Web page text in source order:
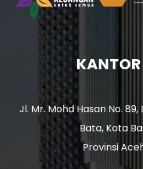
KANTOR
Jl. Mr. Mohd Hasan No.
Bata, Kota
Provinsi